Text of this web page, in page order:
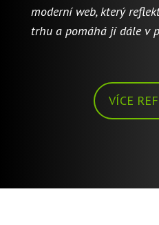
moderní web, který
trhu a pomáhá jí dále v
VÍCE